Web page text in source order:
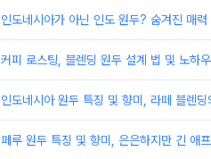
인도네시아가 아닌 인도 원두? 숨겨진 매력
커피 로스팅, 블렌딩 원두 설계 법 및 노하
인도네시아 원두 특징 및 향미, 라떼 블렌딩
페루 원두 특징 및 향미, 은은하지만 긴 애